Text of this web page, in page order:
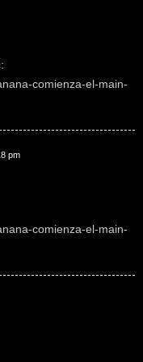
comienza-el-main-
pm
comienza-el-main-